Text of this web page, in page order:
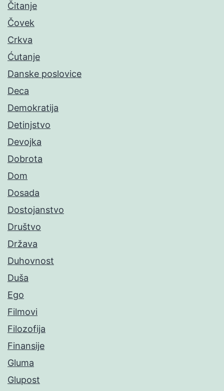
Čitanje
Čovek
Crkva
Ćutanje
Danske poslovice
Deca
Demokratija
Detinjstvo
Devojka
Dobrota
Dom
Dosada
Dostojanstvo
Društvo
Država
Duhovnost
Duša
Ego
Filmovi
Filozofija
Finansije
Gluma
Glupost